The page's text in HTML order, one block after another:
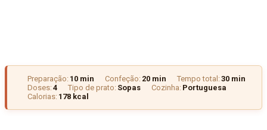
Preparação: 10 min Confeção: 20 min Tempo total:30 min
Doses:4 Tipo de prato: Sopas Cozinha: Portuguesa
Calorias: 178 kcal